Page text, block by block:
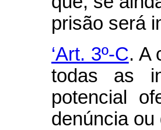
prisão será
‘Art. 3º-C. A
todas as
potencial
denúncia